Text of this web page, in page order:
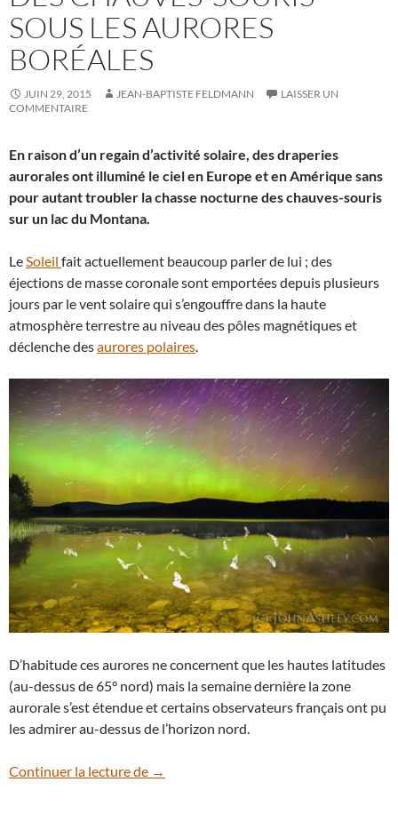
SOUS LES AURORES
BORÉALES
JUIN 29, 2015 JEAN-BAPTISTE FELDMANN
LAISSER UN
COMMENTAIRE
En raison d’un regain d’activité solaire, des draperies
aurorales ont illuminé le ciel en Europe et en Amérique sans
pour autant troubler la chasse nocturne des chauves-souris
sur un lac du Montana.
LeSoleil fait actuellement beaucoup parler de lui ; des
éjections de masse coronale sont emportées depuis plusieurs
jours par le vent solaire qui s’engouffre dans la haute
atmosphère terrestre au niveau des pôles magnétiques et
déclenche desaurores polaires.
D’habitude ces aurores ne concernent que les hautes latitudes
(au-dessus de 65° nord) mais la semaine dernière la zone
aurorale s’est étendue et certains observateurs français ont pu
les admirer au-dessus de l’horizon nord.
Continuer la lecture de Des chauves-souris sous les aurores
→